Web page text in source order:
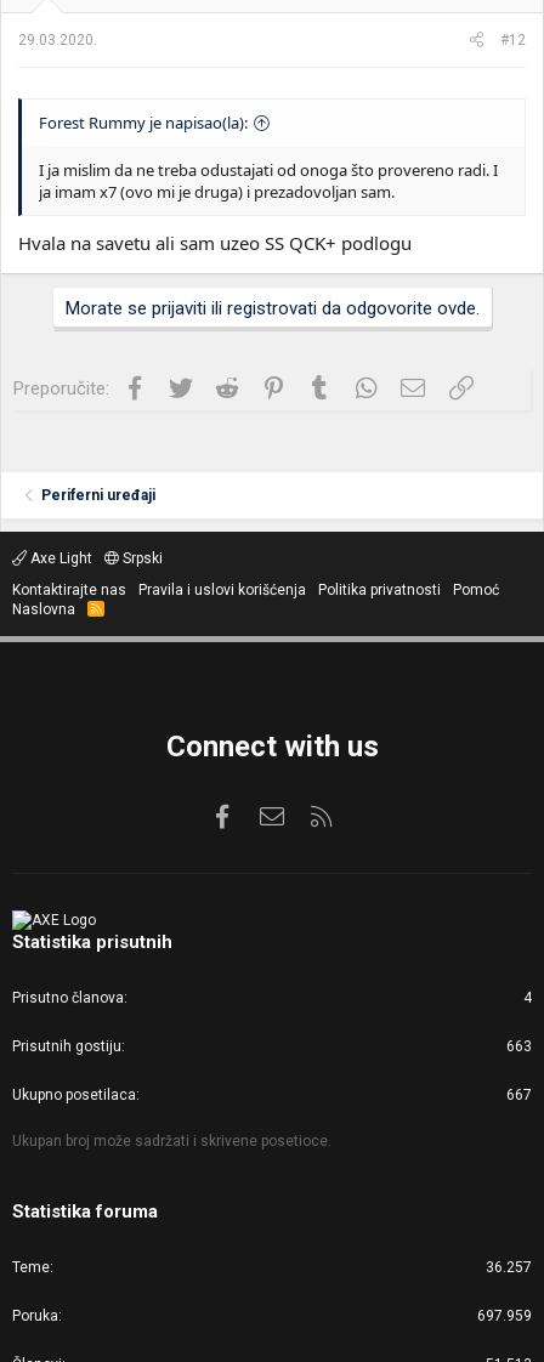
:
29.03.2020. #12
Forest Rummy je napisao(la):
I ja mislim da ne treba odustajati od onoga što provereno radi. I
ja imam x7 (ovo mi je druga) i prezadovoljan sam.
Hvala na savetu ali sam uzeo SS QCK+ podlogu
Morate se prijaviti ili registrovati da odgovorite ovde.
Preporučite: Facebook
Twitter Reddit PinterestTumblrWhatsApp
Imejl Link
Periferni uređaji
Axe Light
Srpski
Kontaktirajte nas
Pravila i uslovi korišćenja Politika privatnosti
Pomoć
Naslovna
R
S
Connect with us
FacebookKontaktirajte nas
Statistika prisutnih
Prisutno članova 4
Prisutnih gostiju 663
Ukupno posetilaca 667
Ukupan broj može sadržati i skrivene posetioce.
Statistika foruma
Teme 36.257
Poruka 697.959